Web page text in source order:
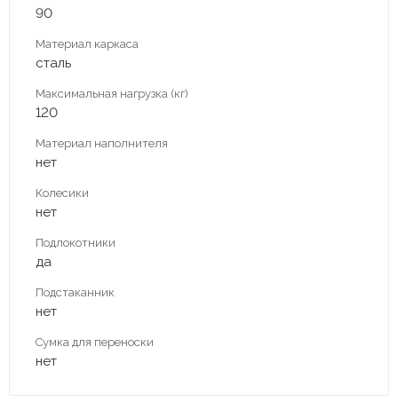
90
Материал каркаса
сталь
Максимальная нагрузка (кг)
120
Материал наполнителя
нет
Колесики
нет
Подлокотники
да
Подстаканник
нет
Сумка для переноски
нет